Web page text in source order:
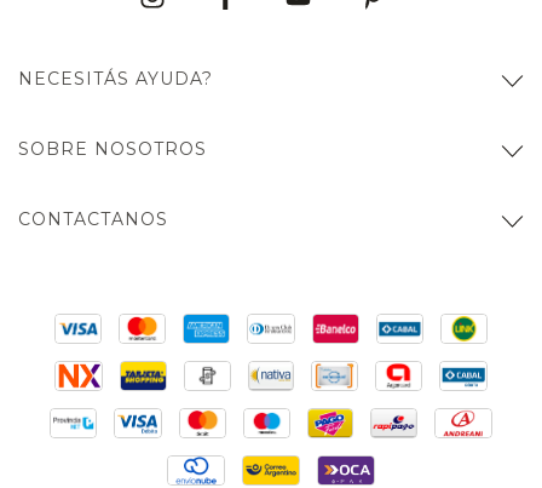
NECESITÁS AYUDA?
SOBRE NOSOTROS
CONTACTANOS